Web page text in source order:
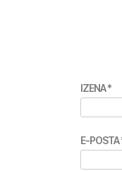
IZENA*
E-POSTA